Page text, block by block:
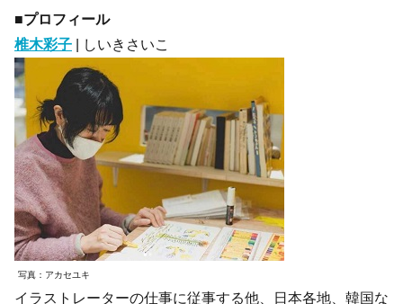
■プロフィール
椎木彩子 | しいきさいこ
写真：アカセユキ
イラストレーターの仕事に従事する他、日本各地、韓国な